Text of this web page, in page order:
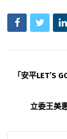
「安平LET’S
立委王美